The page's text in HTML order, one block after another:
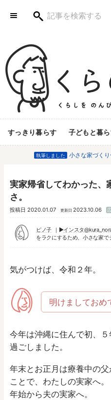
すっきり暮らす 子どもと暮
執筆しました 小さな家づく
実家帰省してわかった、
さ。
投稿日 2020.01.07 更新日 2023.10.06
ピノ子 ▶︎インスタ
をラクにするため、小さな家で
気がつけば、令和２年。
明けましておめ
今年は沖縄に住んで初、
過ごしました。
年末とお正月は療養中の
ことで、わたしの実家へ。
年始から夫の実家へ。